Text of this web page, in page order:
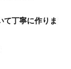
て丁寧に作りま